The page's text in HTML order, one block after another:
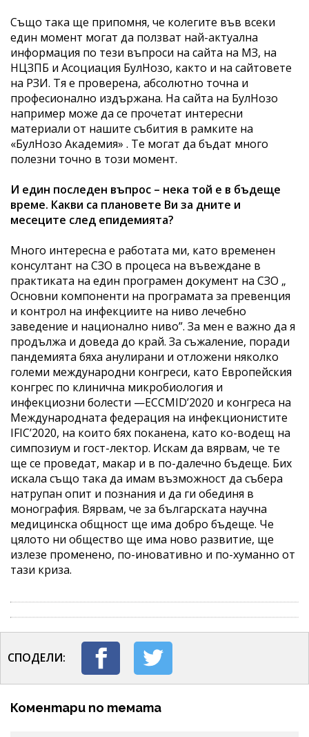
Също така ще припомня, че колегите във всеки
един момент могат да ползват най-актуална
информация по тези въпроси на сайта на МЗ, на
НЦЗПБ и Асоциация БулНозо, както и на сайтовете
на РЗИ. Тя е проверена, абсолютно точна и
професионално издържана. На сайта на БулНозо
например може да се прочетат интересни
материали от нашите събития в рамките на
«БулНозо Академия» . Те могат да бъдат много
полезни точно в този момент.
И един последен въпрос – нека той е в бъдеще
време. Какви са плановете Ви за дните и
месеците след епидемията?
Много интересна е работата ми, като временен
консултант на СЗО в процеса на въвеждане в
практиката на един програмен документ на СЗО „
Основни компоненти на програмата за превенция
и контрол на инфекциите на ниво лечебно
заведение и национално ниво”. За мен е важно да я
продължа и доведа до край. За съжаление, поради
пандемията бяха анулирани и отложени няколко
големи международни конгреси, като Европейския
конгрес по клинична микробиология и
инфекциозни болести —ECCMID’2020 и конгреса на
Международната федерация на инфекционистите
IFIC’2020, на които бях поканена, като ко-водещ на
симпозиум и гост-лектор. Искам да вярвам, че те
ще се проведат, макар и в по-далечно бъдеще. Бих
искала също така да имам възможност да събера
натрупан опит и познания и да ги обединя в
монография. Вярвам, че за българската научна
медицинска общност ще има добро бъдеще. Че
цялото ни общество ще има ново развитие, ще
излезе променено, по-иновативно и по-хуманно от
тази криза.
СПОДЕЛИ:
Коментари по темата